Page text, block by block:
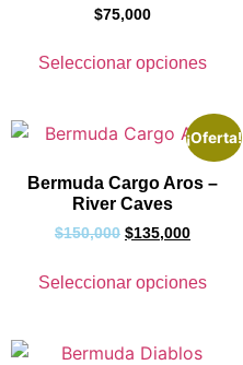
$75,000
Seleccionar opciones
¡Oferta!
Bermuda Cargo Aros –
River Caves
$150,000 $135,000
Seleccionar opciones